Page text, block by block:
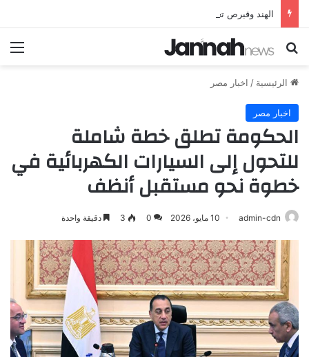
بحث عن
الرئيسية / اخبار مصر
اخبار مصر
الحكومة تطلق خطة شاملة
للتحول إلى السيارات الكهربائية في
خطوة نحو مستقبل أنظف
admin-cdn 10 مايو، 2026 0
3 دقيقة واحدة